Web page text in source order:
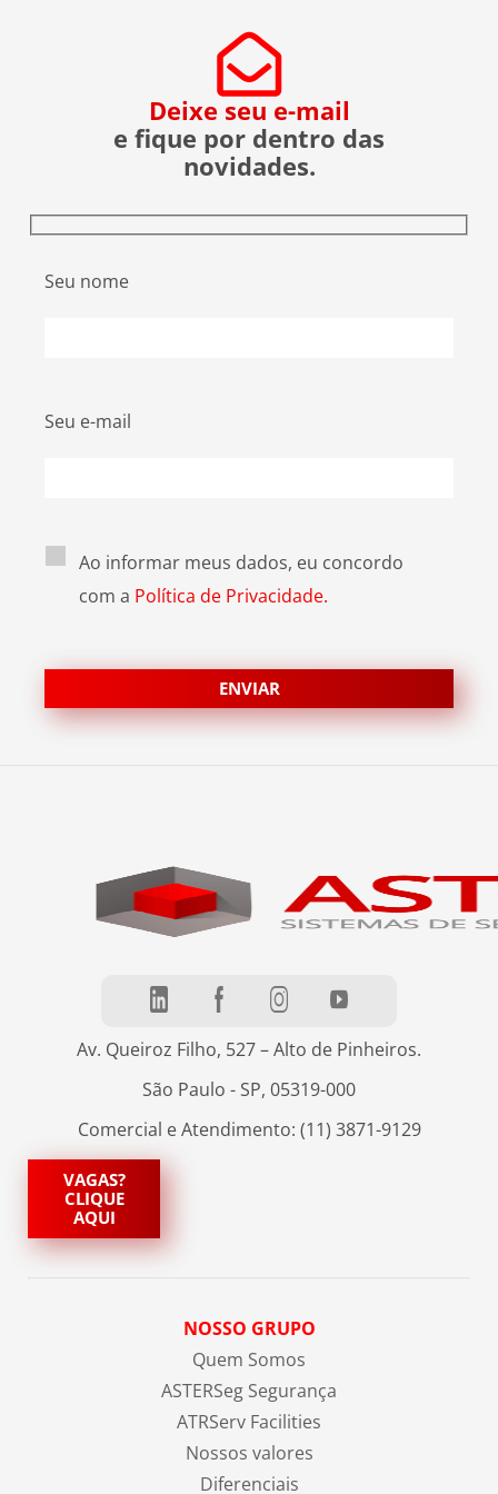
Deixe seu e-mail
e fique por dentro das
novidades.
Seu nome
Seu e-mail
Ao informar meus dados, eu concordo
com a Política de Privacidade.
Av. Queiroz Filho, 527 – Alto de Pinheiros.
São Paulo - SP, 05319-000
Comercial e Atendimento: (11) 3871-9129
VAGAS?
CLIQUE
AQUI
NOSSO GRUPO
Quem Somos
ASTERSeg Segurança
ATRServ Facilities
Nossos valores
Diferenciais